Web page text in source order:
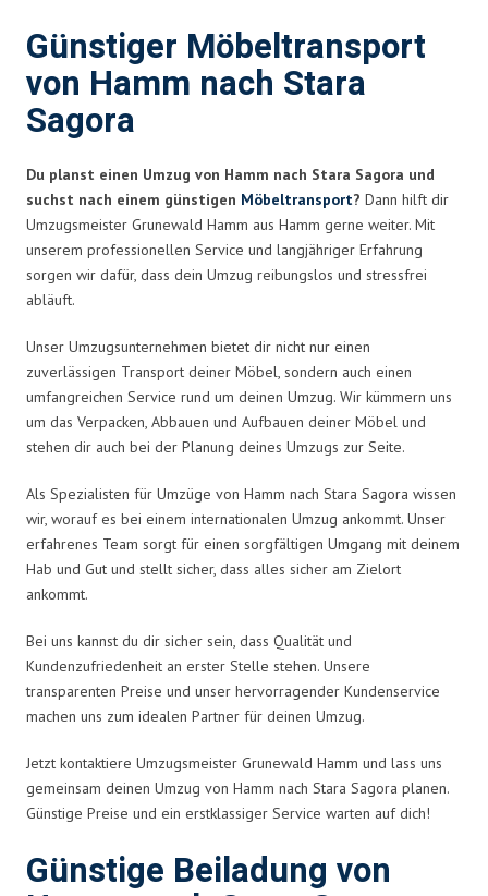
Günstiger Möbeltransport
von Hamm nach Stara
Sagora
Du planst einen Umzug von Hamm nach Stara Sagora und
suchst nach einem günstigen Möbeltransport? Dann hilft dir
Umzugsmeister Grunewald Hamm aus Hamm gerne weiter. Mit
unserem professionellen Service und langjähriger Erfahrung
sorgen wir dafür, dass dein Umzug reibungslos und stressfrei
abläuft.
Unser Umzugsunternehmen bietet dir nicht nur einen
zuverlässigen Transport deiner Möbel, sondern auch einen
umfangreichen Service rund um deinen Umzug. Wir kümmern uns
um das Verpacken, Abbauen und Aufbauen deiner Möbel und
stehen dir auch bei der Planung deines Umzugs zur Seite.
Als Spezialisten für Umzüge von Hamm nach Stara Sagora wissen
wir, worauf es bei einem internationalen Umzug ankommt. Unser
erfahrenes Team sorgt für einen sorgfältigen Umgang mit deinem
Hab und Gut und stellt sicher, dass alles sicher am Zielort
ankommt.
Bei uns kannst du dir sicher sein, dass Qualität und
Kundenzufriedenheit an erster Stelle stehen. Unsere
transparenten Preise und unser hervorragender Kundenservice
machen uns zum idealen Partner für deinen Umzug.
Jetzt kontaktiere Umzugsmeister Grunewald Hamm und lass uns
gemeinsam deinen Umzug von Hamm nach Stara Sagora planen.
Günstige Preise und ein erstklassiger Service warten auf dich!
Günstige Beiladung von